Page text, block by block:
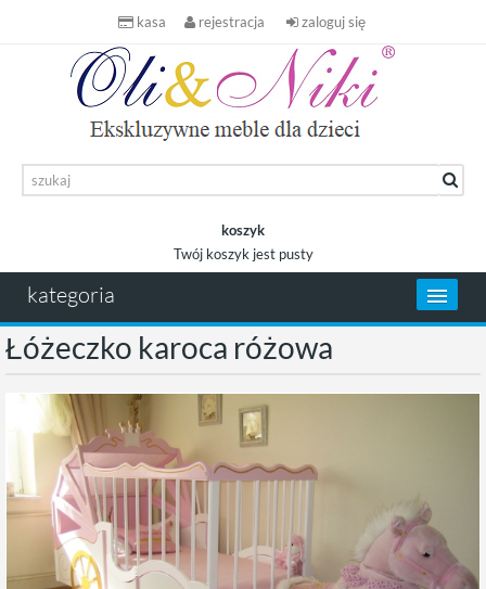
kasa rejestracja zaloguj się
koszyk
Twój koszyk jest pusty
kategoria
Łóżeczko karoca różowa